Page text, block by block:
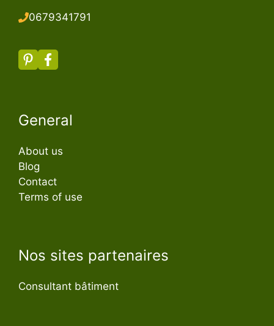
0679341791
General
About us
Blog
Contact
Terms of use
Nos sites partenaires
Consultant bâtiment